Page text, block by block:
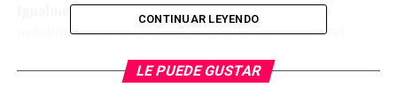
Igualmente informó que en el orden del día de la
próxima sesión de la Cámara Alta no fue incluido el
profundizar el caso. “Hoy hubo reunión de mesa
CONTINUAR LEYENDO
LE PUEDE GUSTAR